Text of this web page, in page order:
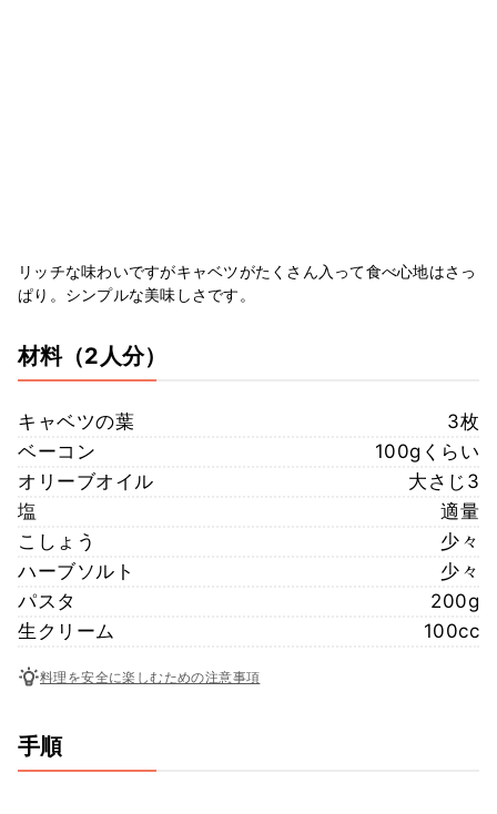
リッチな味わいですがキャベツがたくさん入って食べ心地はさっ
ぱり。シンプルな美味しさです。
材料（2人分）
キャベツの葉
3枚
ベーコン
100gくらい
オリーブオイル
大さじ3
塩
適量
こしょう
少々
ハーブソルト
少々
パスタ
200g
生クリーム
100cc
料理を安全に楽しむための注意事項
手順